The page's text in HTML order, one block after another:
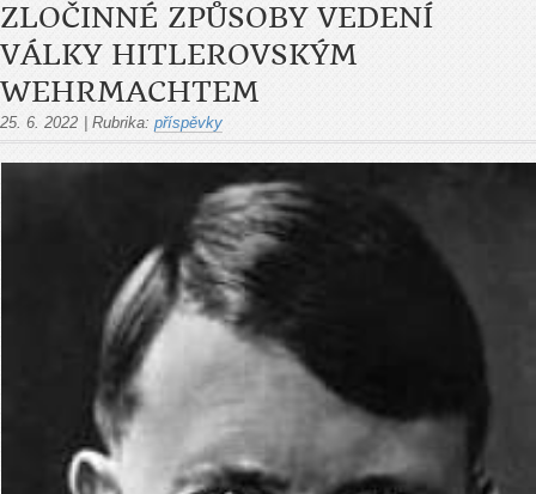
ZLOČINNÉ ZPŮSOBY VEDENÍ
VÁLKY HITLEROVSKÝM
WEHRMACHTEM
25. 6. 2022 Rubrika: příspěvky